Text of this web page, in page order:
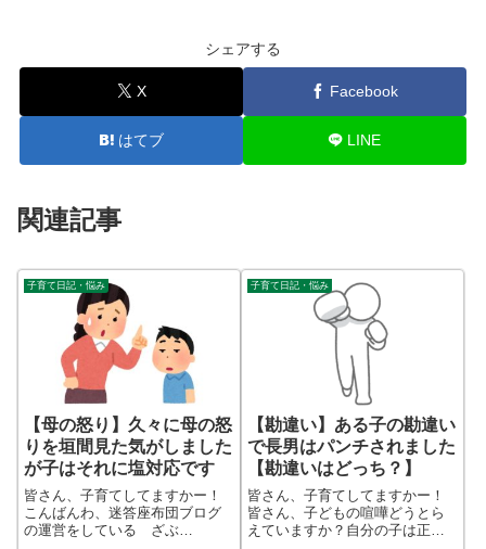
シェアする
X Facebook
はてブ LINE
関連記事
子育て日記・悩み
【母の怒り】久々に母の怒
りを垣間見た気がしました
が子はそれに塩対応です
皆さん、子育てしてますかー！
こんばんわ、迷答座布団ブログ
の運営をしている ざぶ
子育て日記・悩み
【勘違い】ある子の勘違い
で長男はパンチされました
【勘違いはどっち？】
皆さん、子育てしてますかー！
皆さん、子どもの喧嘩どうとら
えていますか？自分の子は正し